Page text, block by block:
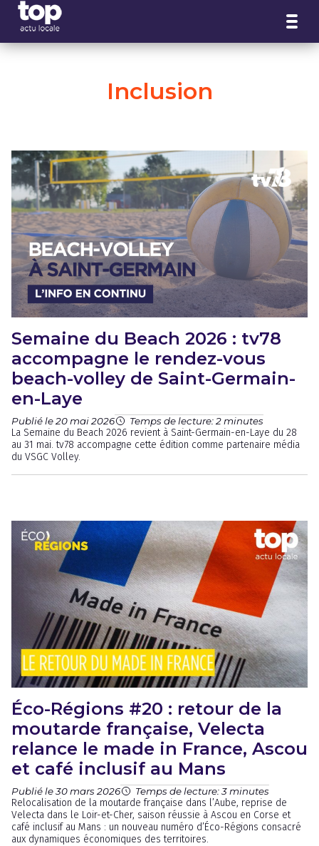
Inclusion
Semaine du Beach 2026 : tv78
accompagne le rendez-vous
beach-volley de Saint-Germain-
en-Laye
Publié le 20 mai 2026 Temps de lecture: 2 minutes
La Semaine du Beach 2026 revient à Saint-Germain-en-Laye du 28
au 31 mai. tv78 accompagne cette édition comme partenaire média
du VSGC Volley.
Éco-Régions #20 : retour de la
moutarde française, Velecta
relance le made in France, Ascou
et café inclusif au Mans
Publié le 30 mars 2026 Temps de lecture: 3 minutes
Relocalisation de la moutarde française dans l’Aube, reprise de
Velecta dans le Loir-et-Cher, saison réussie à Ascou en Corse et
café inclusif au Mans : un nouveau numéro d’Éco-Régions consacré
aux dynamiques économiques des territoires.
Panneau de gestion des cookies